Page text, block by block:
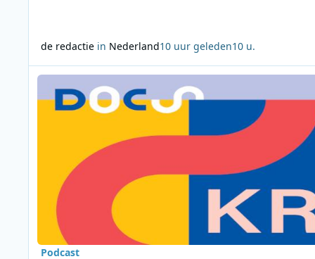
de redactiein Nederland10 uur geleden10 u.
Lees meer over DOCS brengt in augustus drie korte
Podcast